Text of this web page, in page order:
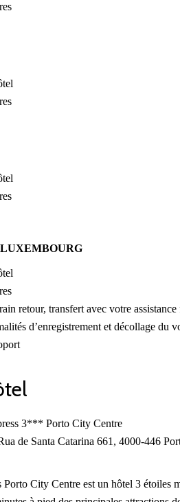
retour, transfert avec votre
d’enregistrement et décollage du
3*** Porto City Centre
de Santa Catarina 661, 4000-446
City Centre est un hôtel 3 étoiles